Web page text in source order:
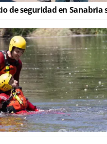
de seguridad en